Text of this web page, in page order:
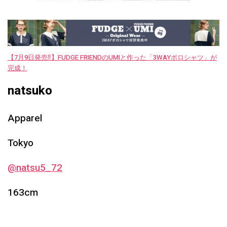
【7月9日発売‼︎】FUDGE FRIENDのUMIと作った「3WAYポロシャツ」が
完成！
natsuko
Apparel
Tokyo
@natsu5_72
163cm